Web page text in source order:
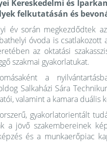
Kereskedelmi és
felkutatásán és
év során megkezdődtek
óvoda is csatlakozott
az oktatási
szakmai gyakorlatukat.
a
Salkaházi Sára
valamint a kamara duális
gyakorlatorientált
a jövő szakembereinek
és a munkaerőpiac